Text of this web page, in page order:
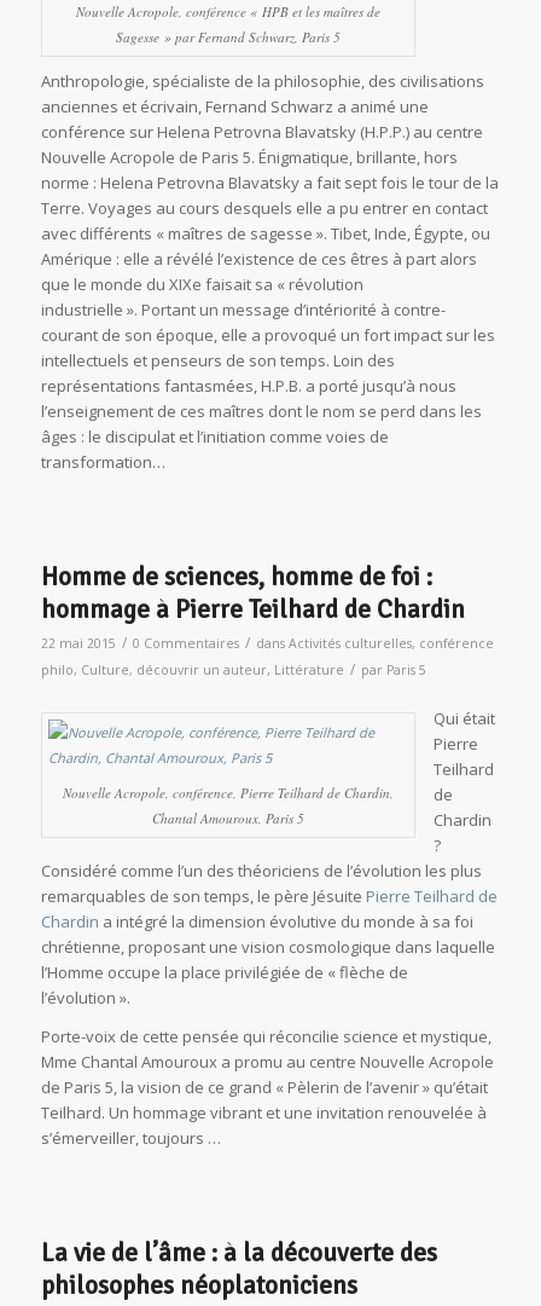
Nouvelle Acropole, conférence « HPB et les maîtres de
Sagesse » par Fernand Schwarz, Paris 5
Anthropologie, spécialiste de la philosophie, des civilisations
anciennes et écrivain, Fernand Schwarz a animé une
conférence sur Helena Petrovna Blavatsky (H.P.P.) au centre
Nouvelle Acropole de Paris 5. Énigmatique, brillante, hors
norme : Helena Petrovna Blavatsky a fait sept fois le tour de la
Terre. Voyages au cours desquels elle a pu entrer en contact
avec différents « maîtres de sagesse ». Tibet, Inde, Égypte, ou
Amérique : elle a révélé l’existence de ces êtres à part alors
que le monde du XIXe faisait sa « révolution
industrielle ». Portant un message d’intériorité à contre-
courant de son époque, elle a provoqué un fort impact sur les
intellectuels et penseurs de son temps. Loin des
représentations fantasmées, H.P.B. a porté jusqu’à nous
l’enseignement de ces maîtres dont le nom se perd dans les
âges : le discipulat et l’initiation comme voies de
transformation…
Homme de sciences, homme de foi :
hommage à Pierre Teilhard de Chardin
22 mai 2015 / 0 Commentaires / dans Activités culturelles, conférence
philo, Culture, découvrir un auteur, Littérature / par Paris 5
Nouvelle Acropole, conférence, Pierre Teilhard de Chardin,
Chantal Amouroux, Paris 5
Qui était
Pierre
Teilhard
de
Chardin
?
Considéré comme l’un des théoriciens de l’évolution les plus
remarquables de son temps, le père Jésuite Pierre Teilhard de
Chardin a intégré la dimension évolutive du monde à sa foi
chrétienne, proposant une vision cosmologique dans laquelle
l’Homme occupe la place privilégiée de « flèche de
l’évolution ».
Porte-voix de cette pensée qui réconcilie science et mystique,
Mme Chantal Amouroux a promu au centre Nouvelle Acropole
de Paris 5, la vision de ce grand « Pèlerin de l’avenir » qu’était
Teilhard. Un hommage vibrant et une invitation renouvelée à
s’émerveiller, toujours …
La vie de l’âme : à la découverte des
philosophes néoplatoniciens